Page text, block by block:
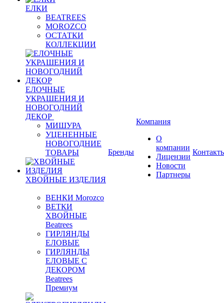
ЕЛКИ
BEATREES
MOROZCO
ОСТАТКИ
КОЛЛЕКЦИИ
ЕЛОЧНЫЕ
УКРАШЕНИЯ И
НОВОГОДНИЙ
ДЕКОР
МИШУРА
УЦЕНЕННЫЕ
НОВОГОДНИЕ
ТОВАРЫ
ХВОЙНЫЕ ИЗДЕЛИЯ
ВЕНКИ Morozco
ВЕТКИ
ХВОЙНЫЕ
Beatrees
ГИРЛЯНДЫ
ЕЛОВЫЕ
ГИРЛЯНДЫ
ЕЛОВЫЕ С
ДЕКОРОМ
Beatrees
Премиум
Бренды
Компания
О
компании
Лицензии
Новости
Партнеры